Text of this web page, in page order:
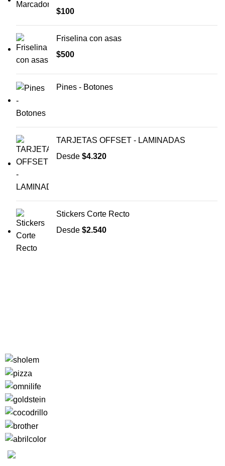
$100
Friselina con asas
$500
Pines - Botones
TARJETAS OFFSET - LAMINADAS
Desde $4.320
Stickers Corte Recto
Desde $2.540